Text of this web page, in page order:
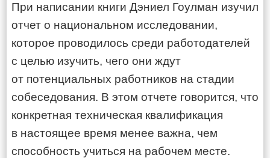
При написании книги Дэниел Гоулман изучил
отчет о национальном исследовании,
которое проводилось среди работодателей
с целью изучить, чего они ждут
от потенциальных работников на стадии
собеседования. В этом отчете говорится, что
конкретная техническая квалификация
в настоящее время менее важна, чем
способность учиться на рабочем месте.